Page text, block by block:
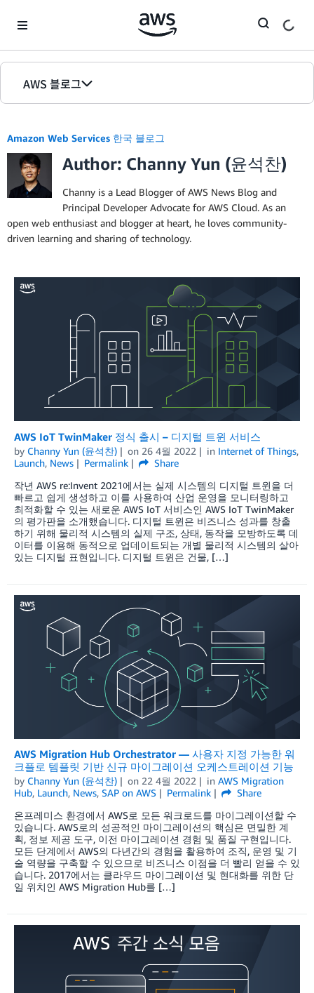
AWS 블로그
에디션
Amazon Web Services 한국 블로그
Author: Channy Yun (윤석찬)
Channy is a Lead Blogger of AWS News Blog and
Principal Developer Advocate for AWS Cloud. As an
open web enthusiast and blogger at heart, he loves community-
driven learning and sharing of technology.
AWS IoT TwinMaker 정식 출시 – 디지털 트윈 서비스
by Channy Yun (윤석찬) on 26 4월 2022 in Internet of Things,
Launch, News Permalink
Share
작년 AWS re:Invent 2021에서는 실제 시스템의 디지털 트윈을 더
빠르고 쉽게 생성하고 이를 사용하여 산업 운영을 모니터링하고
최적화할 수 있는 새로운 AWS IoT 서비스인 AWS IoT TwinMaker
의 평가판을 소개했습니다. 디지털 트윈은 비즈니스 성과를 창출
하기 위해 물리적 시스템의 실제 구조, 상태, 동작을 모방하도록 데
이터를 이용해 동적으로 업데이트되는 개별 물리적 시스템의 살아
있는 디지털 표현입니다. 디지털 트윈은 건물, […]
AWS Migration Hub Orchestrator — 사용자 지정 가능한 워
크플로 템플릿 기반 신규 마이그레이션 오케스트레이션 기능
by Channy Yun (윤석찬) on 22 4월 2022 in AWS Migration
Hub, Launch, News, SAP on AWS Permalink
Share
온프레미스 환경에서 AWS로 모든 워크로드를 마이그레이션할 수
있습니다. AWS로의 성공적인 마이그레이션의 핵심은 면밀한 계
획, 정보 제공 도구, 이전 마이그레이션 경험 및 품질 구현입니다.
모든 단계에서 AWS의 다년간의 경험을 활용하여 조직, 운영 및 기
술 역량을 구축할 수 있으므로 비즈니스 이점을 더 빨리 얻을 수 있
습니다. 2017에서는 클라우드 마이그레이션 및 현대화를 위한 단
일 위치인 AWS Migration Hub를 […]